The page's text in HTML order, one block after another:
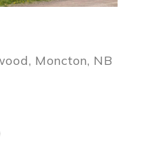
Moncton, NB